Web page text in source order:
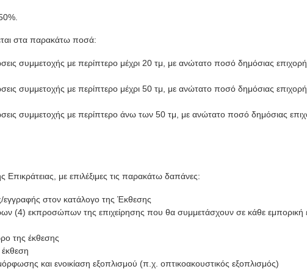
στα παρακάτω ποσά:
συμμετοχής με περίπτερο μέχρι 20 τμ, με ανώτατο ποσό δημόσιας
συμμετοχής με περίπτερο μέχρι 50 τμ, με ανώτατο ποσό δημόσιας
συμμετοχής με περίπτερο άνω των 50 τμ, με ανώτατο ποσό δημόσιας
Επικράτειας, με επιλέξιμες τις παρακάτω δαπάνες:
στον κατάλογο της Έκθεσης
(4) εκπροσώπων της επιχείρησης που θα συμμετάσχουν σε κάθε εμπορική
της έκθεσης
και ενοικίαση εξοπλισμού (π.χ. οπτικοακουστικός εξοπλισμός)